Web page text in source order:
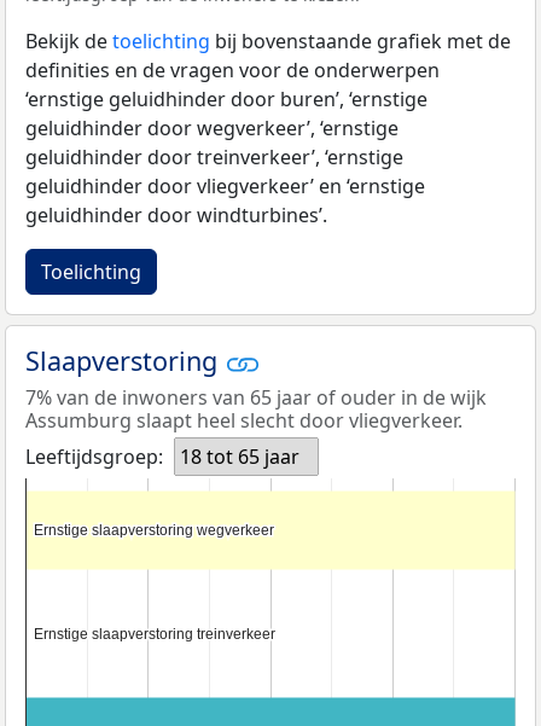
Bekijk detoelichting bij bovenstaande grafiek met de
definities en de vragen voor de onderwerpen
‘ernstige geluidhinder door buren’, ‘ernstige
geluidhinder door wegverkeer’, ‘ernstige
geluidhinder door treinverkeer’, ‘ernstige
geluidhinder door vliegverkeer’ en ‘ernstige
geluidhinder door windturbines’.
Toelichting
Slaapverstoring
7% van de inwoners van 65 jaar of ouder in de wijk
Assumburg slaapt heel slecht door vliegverkeer.
Leeftijdsgroep:
18 tot 65 jaar
Ernstige slaapverstoring wegverkeer
Ernstige slaapverstoring wegverkeer
Ernstige slaapverstoring treinverkeer
Ernstige slaapverstoring treinverkeer